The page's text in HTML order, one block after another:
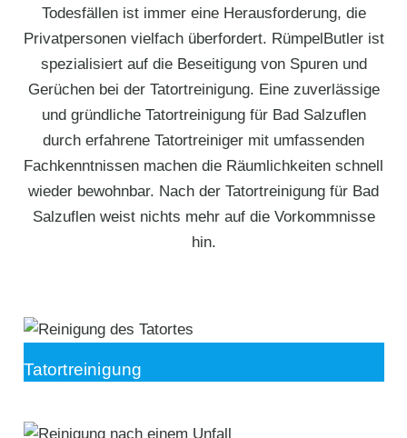
Todesfällen ist immer eine Herausforderung, die
Privatpersonen vielfach überfordert. RümpelButler ist
spezialisiert auf die Beseitigung von Spuren und
Gerüchen bei der Tatortreinigung. Eine zuverlässige
und gründliche Tatortreinigung für Bad Salzuflen
durch erfahrene Tatortreiniger mit umfassenden
Fachkenntnissen machen die Räumlichkeiten schnell
wieder bewohnbar. Nach der Tatortreinigung für Bad
Salzuflen weist nichts mehr auf die Vorkommnisse
hin.
Tatortreinigung